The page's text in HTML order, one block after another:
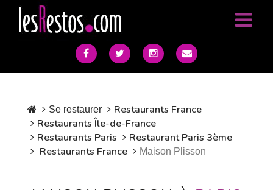
Se restaurer
Restaurants France
Restaurants Île-de-France
Restaurants Paris
Restaurant Paris 3ème
Restaurants France
Maison Plisson